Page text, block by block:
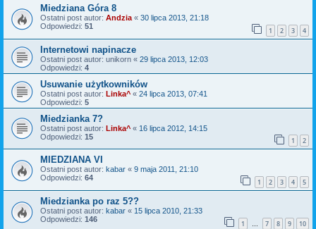
Miedziana Góra 8
Ostatni post autor: Andzia « 30 lipca 2013, 21:18
Odpowiedzi: 51 1 2 3 4
Internetowi napinacze
Ostatni post autor: unikorn « 29 lipca 2013, 12:03
Odpowiedzi: 4
Usuwanie użytkowników
Ostatni post autor: Linka^ « 24 lipca 2013, 07:41
Odpowiedzi: 5
Miedzianka 7?
Ostatni post autor: Linka^ « 16 lipca 2012, 14:15
Odpowiedzi: 15 1 2
MIEDZIANA VI
Ostatni post autor: kabar « 9 maja 2011, 21:10
Odpowiedzi: 64 1 2 3 4 5
Miedzianka po raz 5??
Ostatni post autor: kabar « 15 lipca 2010, 21:33
Odpowiedzi: 146 1 … 7 8 9 10